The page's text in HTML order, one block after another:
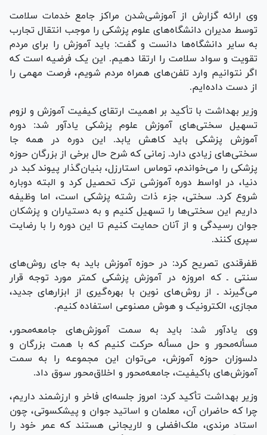
وی ارائه گزارش از آموزشی‌شدن مراکز جامع خدمات سلامت
توسط مدیران دانشگاه‌های علوم پزشکی را موجب انتقال تجارب
به سایر دانشگاه‌ها دانست و گفت: باید آموزش را برای مردم
تقویت و سواد سلامت را ارتقا دهیم. این یک فرضیه است که
اگر نتوانیم وارد تلفن‌های همراه مردم شویم، فرصت مهمی را
از دست داده‌ایم.
وزیر بهداشت با تأکید بر اهمیت ارتقای کیفیت آموزش و لزوم
تسهیل سختی‌های آموزش علوم پزشکی یادآور شد: دوره
آموزش پزشکی باید کاهش یابد. این دوره در همه جا
سختی‌های زیادی دارد. زمانی که شرح حال برخی از بزرگان حوزه
پزشکی را می‌خواندم، توماس استارزل، بنیان‌گذار پیوند کبد در
دنیا، در اواسط دوره آموزشی ترک تحصیل کرد و البته دوباره
شروع کرد. سختی، جزء ذات رشته پزشکی است، اما وظیفه
داریم این سختی‌ها را تسهیل کنیم و به دستیاران و پزشکان
جوان رسیدگی و از آنان حمایت کنیم تا این دوره را با رضایت
سپری کنند.
ظفرقندی تصریح کرد: در حوزه آموزش باید به جای روش‌های
سنتی ـ که امروزه در آموزش پزشکی کمتر مورد توجه قرار
می‌گیرند ـ از روش‌های نوین با بهره‌گیری از ابزار‌های جدید،
مجازی، الکترونیک و هوش مصنوعی استفاده کنیم.
وی یادآور شد: باید به سمت آموزش‌های جامعه‌محور،
مسأله‌محور و حل مسأله حرکت کنیم که با همت بزرگان و
دلسوزان حوزه آموزش، می‌توان این مجموعه را به سمت
آموزش‌های باکیفیت، جامعه‌محور و اخلاق‌محور سوق داد.
وزیر بهداشت تأکید کرد: امروز جلسه‌ای فاخر و ارزشمند داریم،
چرا که حاضران آن، معلمان و اساتید جوان و پیشکسوتی، چون
استاد مرندی، ملک‌افضلی و لاریجانی هستند که عمر خود را